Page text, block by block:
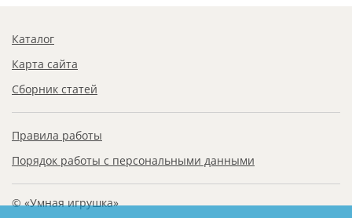
Каталог
Карта сайта
Сборник статей
Правила работы
Порядок работы с персональными данными
© «Умная игрушка»